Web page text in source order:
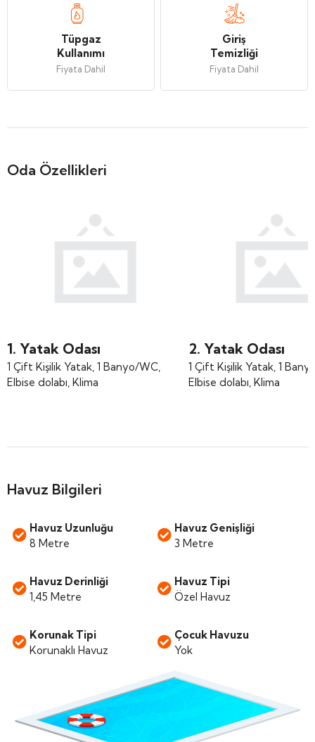
Tüpgaz
Kullanımı
Fiyata Dahil
Giriş
Temizliği
Fiyata Dahil
Oda Özellikleri
1. Yatak Odası
1 Çift Kişilik Yatak, 1 Banyo/WC,
Elbise dolabı, Klima
2. Yatak Odası
1 Çift Kişilik Yatak, 1
Elbise dolabı, Klima
Havuz Bilgileri
Havuz Uzunluğu
8 Metre
Havuz Genişliği
3 Metre
Havuz Derinliği
1,45 Metre
Havuz Tipi
Özel Havuz
Korunak Tipi
Korunaklı Havuz
Çocuk Havuzu
Yok